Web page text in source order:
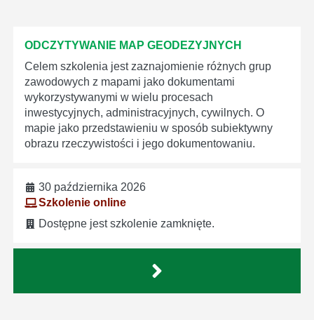
ODCZYTYWANIE MAP GEODEZYJNYCH
Celem szkolenia jest zaznajomienie różnych grup
zawodowych z mapami jako dokumentami
wykorzystywanymi w wielu procesach
inwestycyjnych, administracyjnych, cywilnych. O
mapie jako przedstawieniu w sposób subiektywny
obrazu rzeczywistości i jego dokumentowaniu.
30 października 2026
Szkolenie online
Dostępne jest szkolenie zamknięte.